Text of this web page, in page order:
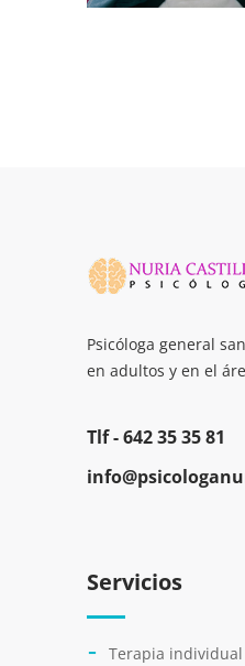
Psicóloga general
en adultos y en el
Tlf -642 35 35 81
Servicios
Terapia individual